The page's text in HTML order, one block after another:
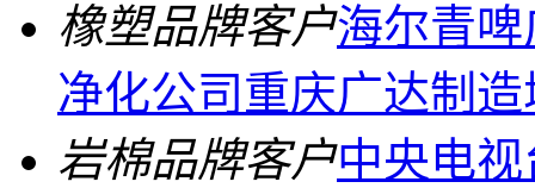
橡塑品牌客户海尔青啤
净化公司 重庆广达制造
岩棉品牌客户中央电